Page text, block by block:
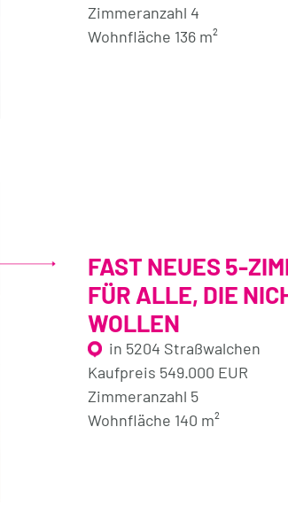
Zimmeranzahl 4
Wohnfläche 136 m²
FAST NEUES 5-
FÜR ALLE, DIE
WOLLEN
in 5204 Straßwalchen
Kaufpreis 549.000 EUR
Zimmeranzahl 5
Wohnfläche 140 m²